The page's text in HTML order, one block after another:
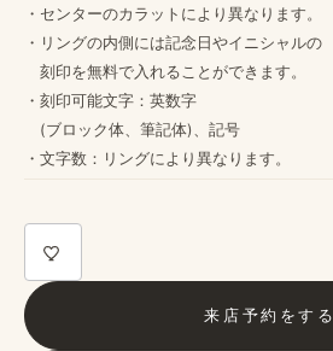
・センターの​カラットに​より​異なります。​
・リングの​内側には​記念日や​イニシャルの
刻印を​無料で​入れる​ことができます。
・​刻印可能文字：英数字
(ブロック体、​筆記体)、​記号
・文字数：リングに​より​異なります。​
来店予約を​する